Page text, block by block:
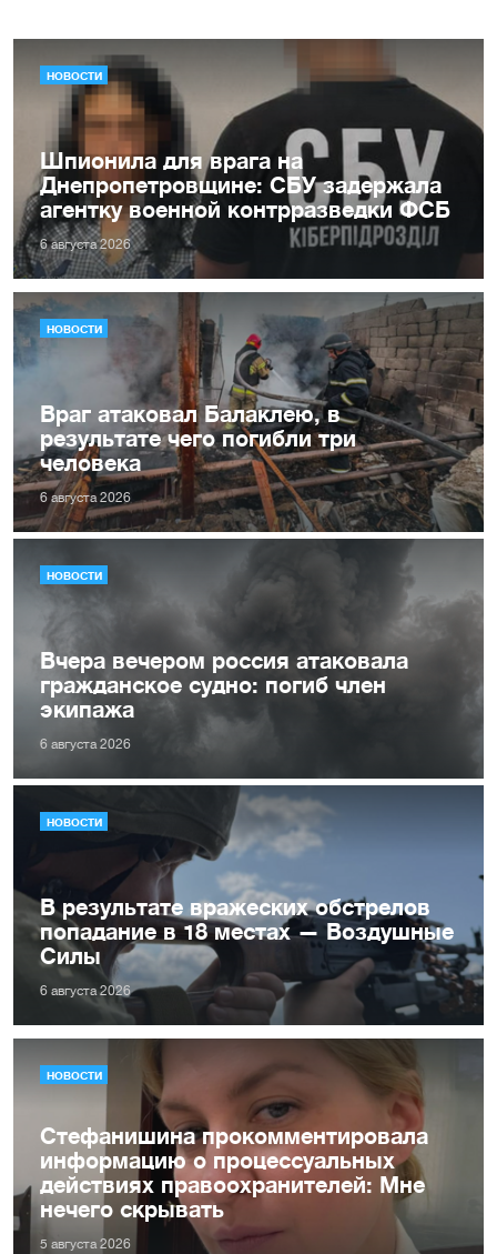
НОВОСТИ
Шпионила для врага на
Днепропетровщине: СБУ задержала
агентку военной контрразведки ФСБ
6 августа 2026
НОВОСТИ
Враг атаковал Балаклею, в
результате чего погибли три
человека
6 августа 2026
НОВОСТИ
Вчера вечером россия атаковала
гражданское судно: погиб член
экипажа
6 августа 2026
НОВОСТИ
В результате вражеских обстрелов
попадание в 18 местах — Воздушные
Силы
6 августа 2026
НОВОСТИ
Стефанишина прокомментировала
информацию о процессуальных
действиях правоохранителей: Мне
нечего скрывать
5 августа 2026